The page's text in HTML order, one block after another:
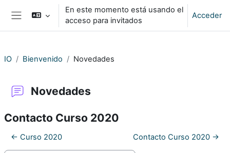
Salta al contenido principal
Panel lateral
En este momento está usando el
acceso para invitados
Acceder
IO Bienvenido Novedades
Novedades
Contacto Curso 2020
← Curso 2020
Contacto Curso 2020 →